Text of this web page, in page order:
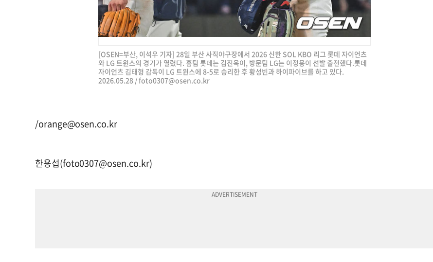
[OSEN=부산, 이석우 기자] 28일 부산 사직야구장에서 2026 신한 SOL KBO 리그 롯데 자이언츠
와 LG 트윈스의 경기가 열렸다. 홈팀 롯데는 김진욱이, 방문팀 LG는 이정용이 선발 출전했다.롯데
자이언츠 김태형 감독이 LG 트윈스에 8-5로 승리한 후 황성빈과 하이파이브를 하고 있다.
2026.05.28 /foto0307@osen.co.kr
/orange@osen.co.kr
한용섭(foto0307@osen.co.kr)